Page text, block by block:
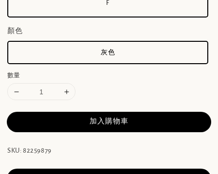
F
顏色
灰色
數量
加入購物車
SKU: 82259879